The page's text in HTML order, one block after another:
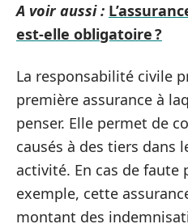
A voir aussi :
est-elle obligatoire ?
La responsabilité civile
première assurance à
penser. Elle permet de
causés à des tiers dans
activité. En cas de faute
exemple, cette
montant des